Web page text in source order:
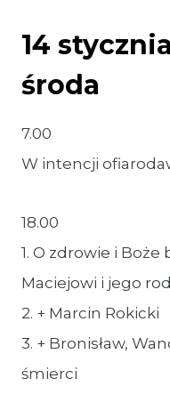
14
środa
7.00
W intencji
18.00
1. O zdrowie i Boże
Maciejowi i jego
2. + Marcin Rokicki
3. + Bronisław,
śmierci